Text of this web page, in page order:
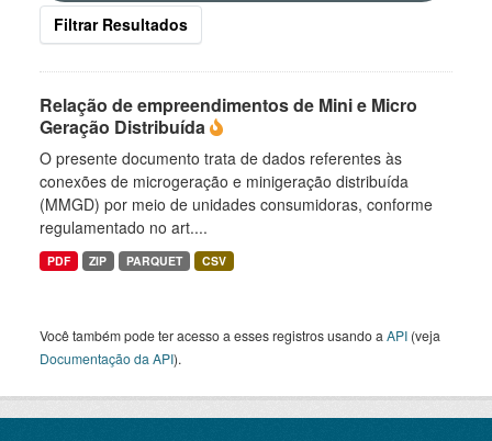
Filtrar Resultados
Relação de empreendimentos de Mini e Micro
Geração Distribuída
O presente documento trata de dados referentes às
conexões de microgeração e minigeração distribuída
(MMGD) por meio de unidades consumidoras, conforme
regulamentado no art....
PDF ZIP PARQUET CSV
Você também pode ter acesso a esses registros usando a API (veja
Documentação da API).